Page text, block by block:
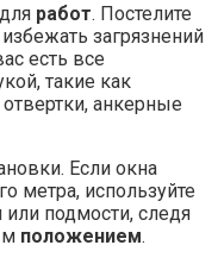
работ. Постелите
загрязнений
есть все
такие как
анкерные
Если окна
метра, используйте
подмости, следя
положением.